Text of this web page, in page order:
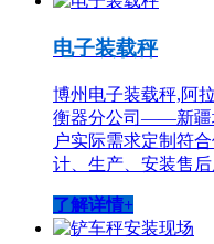
电子装载秤
博州电子装载秤,阿
衡器分公司——新疆
户实际需求定制符
计、生产、安装售
了解详情+